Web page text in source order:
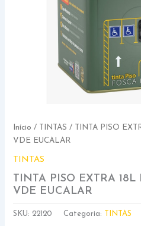
Início / TINTAS / TINTA PISO
VDE EUCALAR
TINTAS
TINTA PISO EXTRA 18L
VDE EUCALAR
SKU: 22120 Categoria: TINTAS